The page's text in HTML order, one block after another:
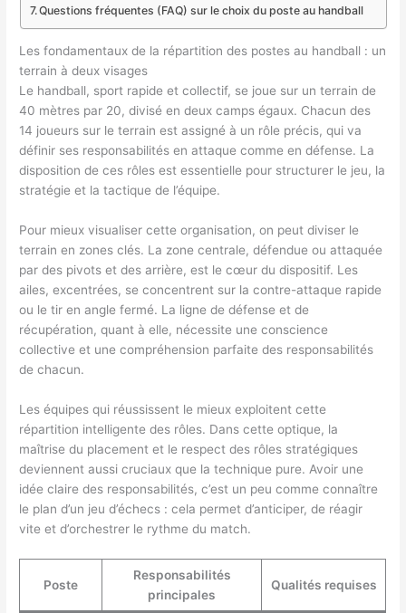
Questions fréquentes (FAQ) sur le choix du poste au handball
Les fondamentaux de la répartition des postes au handball : un
terrain à deux visages
Le handball, sport rapide et collectif, se joue sur un terrain de
40 mètres par 20, divisé en deux camps égaux. Chacun des
14 joueurs sur le terrain est assigné à un rôle précis, qui va
définir ses responsabilités en attaque comme en défense. La
disposition de ces rôles est essentielle pour structurer le jeu, la
stratégie et la tactique de l’équipe.
Pour mieux visualiser cette organisation, on peut diviser le
terrain en zones clés. La zone centrale, défendue ou attaquée
par des pivots et des arrière, est le cœur du dispositif. Les
ailes, excentrées, se concentrent sur la contre-attaque rapide
ou le tir en angle fermé. La ligne de défense et de
récupération, quant à elle, nécessite une conscience
collective et une compréhension parfaite des responsabilités
de chacun.
Les équipes qui réussissent le mieux exploitent cette
répartition intelligente des rôles. Dans cette optique, la
maîtrise du placement et le respect des rôles stratégiques
deviennent aussi cruciaux que la technique pure. Avoir une
idée claire des responsabilités, c’est un peu comme connaître
le plan d’un jeu d’échecs : cela permet d’anticiper, de réagir
vite et d’orchestrer le rythme du match.
Poste
Responsabilités
principales
Qualités requises